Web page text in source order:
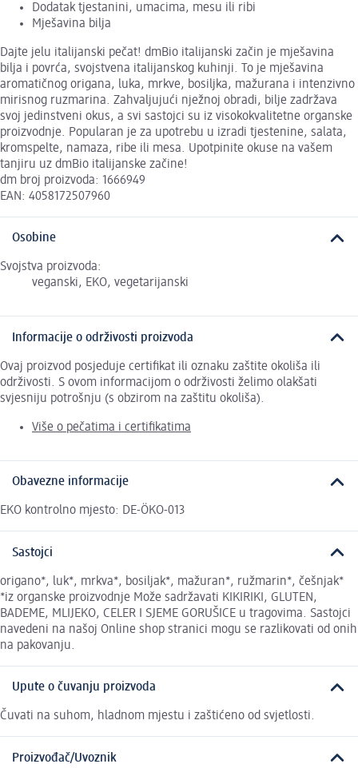
Dodatak tjestanini, umacima, mesu ili ribi
Mješavina bilja
Dajte jelu italijanski pečat! dmBio italijanski začin je mješavina
bilja i povrća, svojstvena italijanskog kuhinji. To je mješavina
aromatičnog origana, luka, mrkve, bosiljka, mažurana i intenzivno
mirisnog ruzmarina. Zahvaljujući nježnoj obradi, bilje zadržava
svoj jedinstveni okus, a svi sastojci su iz visokokvalitetne organske
proizvodnje. Popularan je za upotrebu u izradi tjestenine, salata,
kromspelte, namaza, ribe ili mesa. Upotpinite okuse na vašem
tanjiru uz dmBio italijanske začine!
dm broj proizvoda: 1666949
EAN: 4058172507960
Osobine
Svojstva proizvoda:
veganski, EKO, vegetarijanski
Informacije o održivosti proizvoda
Ovaj proizvod posjeduje certifikat ili oznaku zaštite okoliša ili
održivosti. S ovom informacijom o održivosti želimo olakšati
svjesniju potrošnju (s obzirom na zaštitu okoliša).
Više o pečatima i certifikatima
Obavezne informacije
EKO kontrolno mjesto: DE-ÖKO-013
Sastojci
origano*, luk*, mrkva*, bosiljak*, mažuran*, ružmarin*, češnjak*
*iz organske proizvodnje Može sadržavati KIKIRIKI, GLUTEN,
BADEME, MLIJEKO, CELER I SJEME GORUŠICE u tragovima. Sastojci
navedeni na našoj Online shop stranici mogu se razlikovati od onih
na pakovanju.
Upute o čuvanju proizvoda
Čuvati na suhom, hladnom mjestu i zaštićeno od svjetlosti.
Proizvođač/Uvoznik